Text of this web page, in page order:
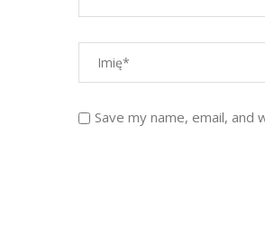
Save my name, email,